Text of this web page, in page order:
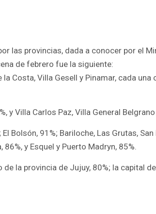
las provincias, dada a conocer por el
de febrero fue la siguiente:
la Costa, Villa Gesell y Pinamar, cada una
y Villa Carlos Paz, Villa General
Bolsón, 91%; Bariloche, Las Grutas,
86%, y Esquel y Puerto Madryn, 85%.
la provincia de Jujuy, 80%; la capital de